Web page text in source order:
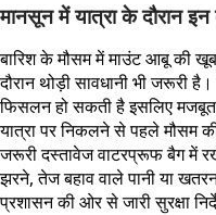
मानसून में यात्रा के दौरान इन
बारिश के मौसम में माउंट आबू की
दौरान थोड़ी सावधानी भी जरूरी
फिसलन हो सकती है इसलिए मजबूत
यात्रा पर निकलने से पहले मौसम
जरूरी दस्तावेज वाटरप्रूफ बैग में
झरने, तेज बहाव वाले पानी या
प्रशासन की ओर से जारी सुरक्षा